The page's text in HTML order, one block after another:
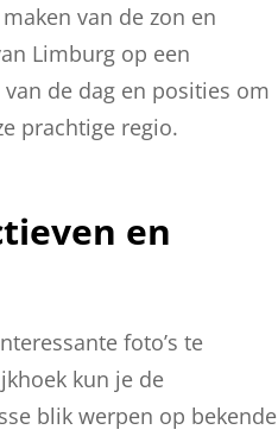
van de zon en
Limburg op een
de dag en posities om
prachtige regio.
en
foto’s te
kun je de
blik werpen op bekende